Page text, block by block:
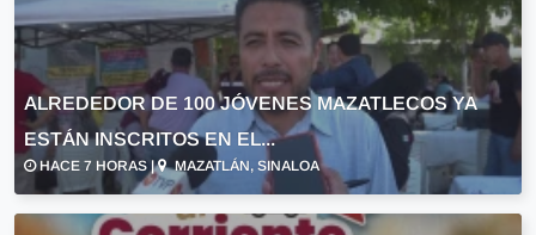
ALREDEDOR DE 100 JÓVENES MAZATLECOS YA
ESTÁN INSCRITOS EN EL...
HACE 7 HORAS | MAZATLÁN, SINALOA